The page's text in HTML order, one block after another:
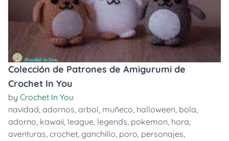
Colección de Patrones de Amigurumi de
Crochet In You
by Crochet In You
navidad, adornos, arbol, muñeco, halloween, bola,
adorno, kawaii, league, legends, pokemon, hora,
aventuras, crochet, ganchillo, poro, personajes,